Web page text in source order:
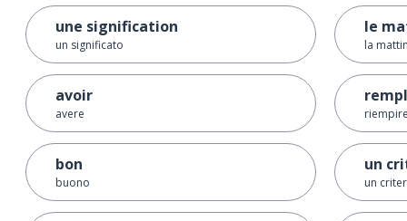
une signification
un significato
avoir
avere
bon
buono
le
la
un
un